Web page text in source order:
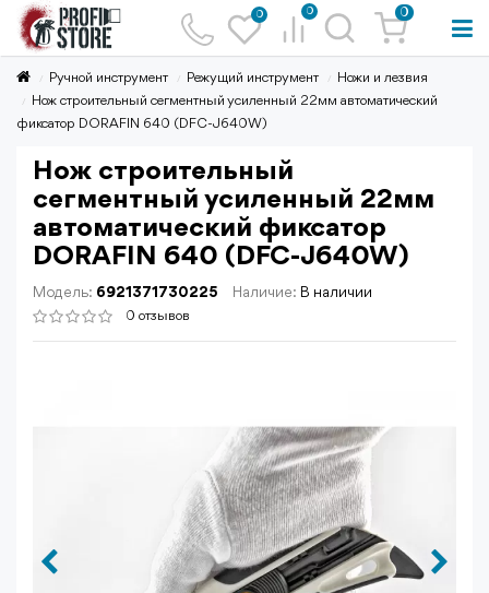
0 0 0
Ручной инструмент Режущий инструмент
Ножи и лезвия
Нож строительный сегментный усиленный 22мм автоматический
фиксатор DORAFIN 640 (DFC-J640W)
Нож строительный
сегментный усиленный 22мм
автоматический фиксатор
DORAFIN 640 (DFC-J640W)
Модель: 6921371730225 Наличие: В наличии
0 отзывов